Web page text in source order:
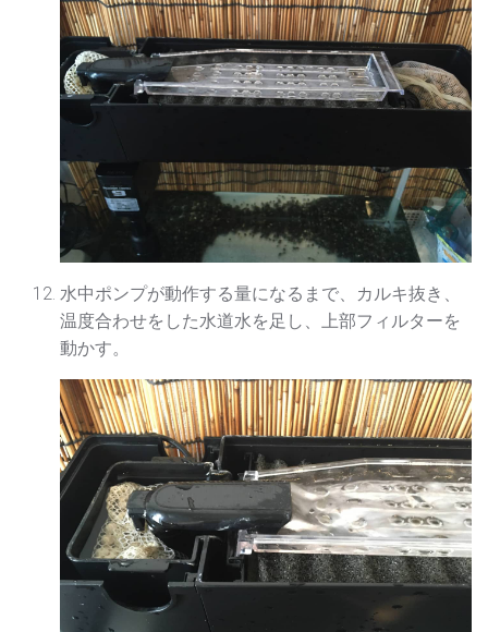
水中ポンプが動作する量になるまで、カルキ抜き、
温度合わせをした水道水を足し、上部フィルターを
動かす。